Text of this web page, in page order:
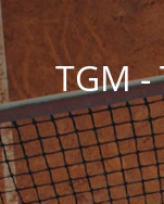
TGM